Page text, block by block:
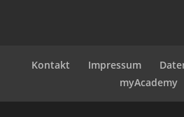
Kontakt Impressum
myAcademy